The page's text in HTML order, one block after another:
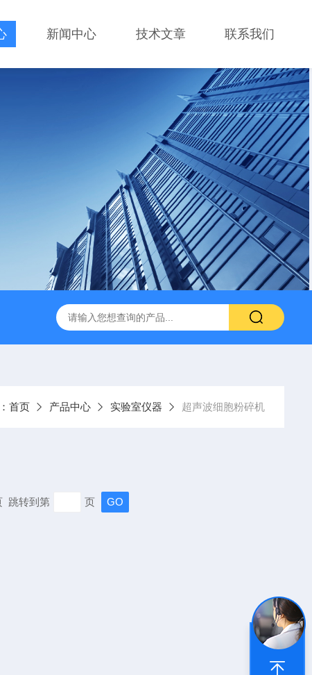
新闻中心 技术文章 联系我们
CS-300轨道式摇床 JKG-203新型冷原子吸收测汞仪
首页 产品中心 实验室仪器 超声波细胞粉碎机
跳转到第 页